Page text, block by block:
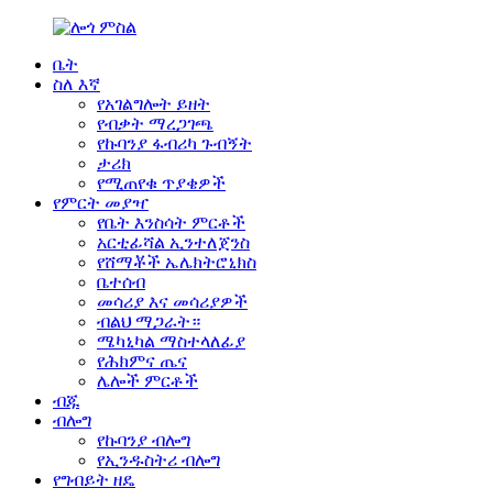
ቤት
ስለ እኛ
የአገልግሎት ይዘት
የብቃት ማረጋገጫ
የኩባንያ ፋብሪካ ጉብኝት
ታሪክ
የሚጠየቁ ጥያቄዎች
የምርት መያዣ
የቤት እንስሳት ምርቶች
አርቲፊሻል ኢንተለጀንስ
የሸማቾች ኤሌክትሮኒክስ
ቤተሰብ
መሳሪያ እና መሳሪያዎች
ብልህ ማጋራት።
ሜካኒካል ማስተላለፊያ
የሕክምና ጤና
ሌሎች ምርቶች
ብጁ
ብሎግ
የኩባንያ ብሎግ
የኢንዱስትሪ ብሎግ
የግብይት ዘዴ